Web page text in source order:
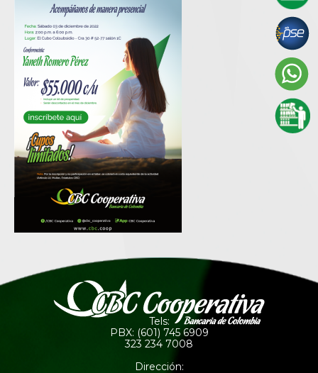
Tels:
PBX: (601) 745 6909
323 234 7008
Dirección: